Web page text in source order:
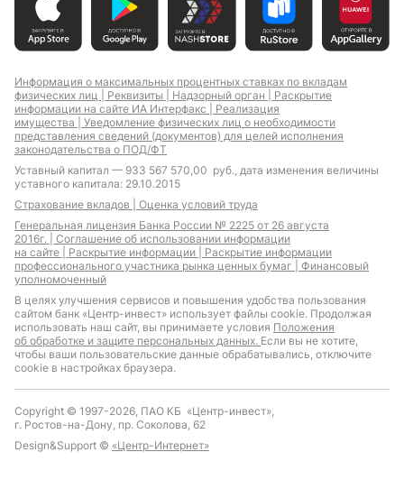
Информация о максимальных процентных ставках по вкладам
физических лиц | Реквизиты | Надзорный орган | Раскрытие
информации на сайте ИА Интерфакс | Реализация
имущества | Уведомление физических лиц о необходимости
представления сведений (документов) для целей исполнения
законодательства о ПОД/ФТ
Уставный капитал — 933 567 570,00 руб., дата изменения величины
уставного капитала: 29.10.2015
Страхование вкладов | Оценка условий труда
Генеральная лицензия Банка России № 2225 от 26 августа
2016г. | Соглашение об использовании информации
на сайте | Раскрытие информации | Раскрытие информации
профессионального участника рынка ценных бумаг | Финансовый
уполномоченный
В целях улучшения сервисов и повышения удобства пользования
сайтом банк «Центр-инвест» использует файлы cookie. Продолжая
использовать наш сайт, вы принимаете условия Положения
об обработке и защите персональных данных. Если вы не хотите,
чтобы ваши пользовательские данные обрабатывались, отключите
cookie в настройках браузера.
Copyright © 1997-2026, ПАО КБ «Центр-инвест»,
г. Ростов-на-Дону, пр. Соколова, 62
Design&Support © «Центр-Интернет»